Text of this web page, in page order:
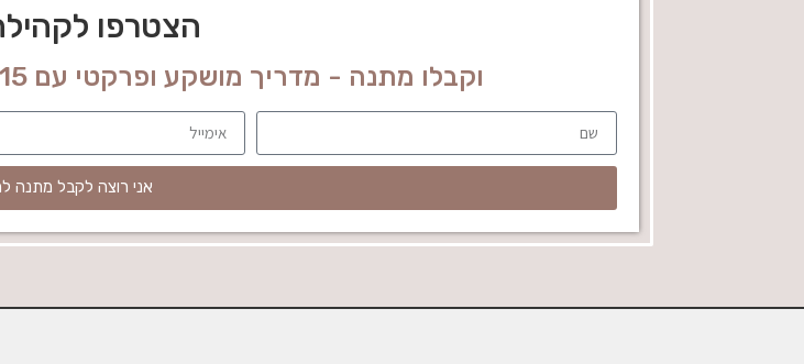
הצטרפו
וקבלו מתנה - מדריך מושקע ופרקטי עם 15 כללים לסדר בבית וסדר בחיים!
אני רוצה לקבל מתנה